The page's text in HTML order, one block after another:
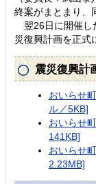
終案がまとまり、
翌26日に開催し
災復興計画を正式
震災復興計
おいらせ
ル／5KB]
おいらせ
141KB]
おいらせ
2.23MB]